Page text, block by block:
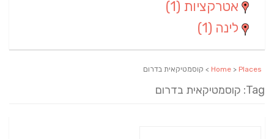
אטרקציות (1)
לינה (1)
Home > Places > קוסמטיקאית בדרום
Tag: קוסמטיקאית בדרום